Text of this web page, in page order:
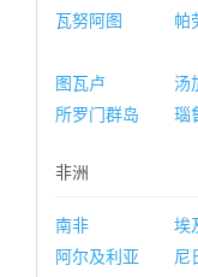
瓦努阿图
帕
图瓦卢 汤
所罗门群岛
瑙
非洲
南非 埃
阿尔及利亚
尼